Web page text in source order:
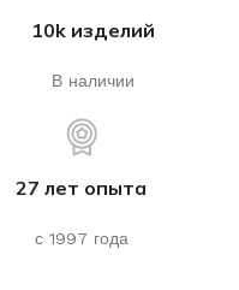
10k изделий
В наличии
27 лет опыта
с 1997 года